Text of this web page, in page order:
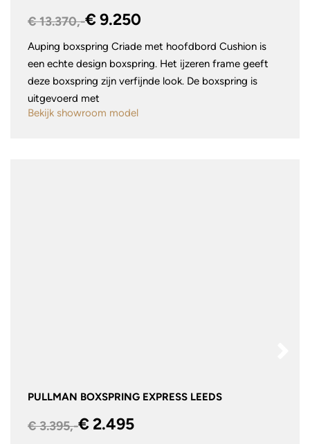
€ 13.370,-€ 9.250
Auping boxspring Criade met hoofdbord Cushion is
een echte design boxspring. Het ijzeren frame geeft
deze boxspring zijn verfijnde look. De boxspring is
uitgevoerd met
Bekijk showroom model
PULLMAN BOXSPRING EXPRESS LEEDS
€ 3.395,-€ 2.495